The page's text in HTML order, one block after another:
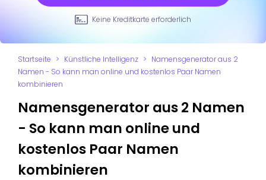
Keine Kreditkarte erforderlich
Startseite > Künstliche Intelligenz > Namensgenerator aus 2
Namen - So kann man online und kostenlos Paar Namen
kombinieren
Namensgenerator aus 2 Namen
- So kann man online und
kostenlos Paar Namen
kombinieren